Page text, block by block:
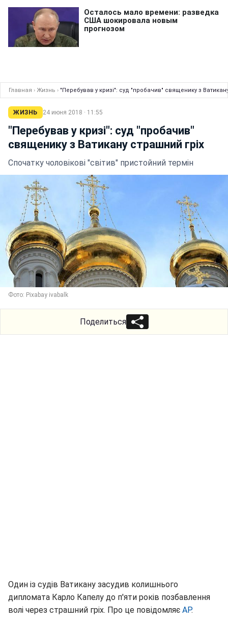
Главная › Жизнь › "Перебував у кризі": суд "пробачив" священику з
ЖИЗНЬ 24 июня 2018 · 11:55
"Перебував у кризі": суд "пробачив"
священику з Ватикану страшний гріх
Спочатку чоловікові "світив" пристойний термін
Фото: Pixabay ivabalk
Поделиться
Один із судів Ватикану засудив колишнього
дипломата Карло Капелу до п'яти років позбавлення
волі через страшний гріх. Про це повідомляє AP.